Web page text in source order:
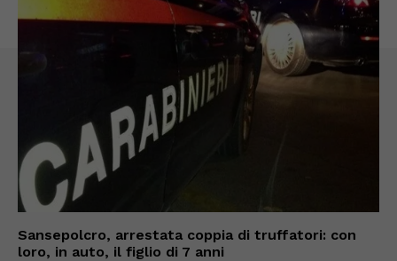
Sansepolcro, arrestata coppia di truffatori: con
loro, in auto, il figlio di 7 anni